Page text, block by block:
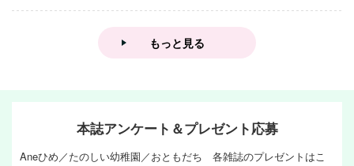
もっと見る
本誌アンケート＆プレゼント応募
Aneひめ／たのしい幼稚園／おともだち 各雑誌のプレゼントはこ